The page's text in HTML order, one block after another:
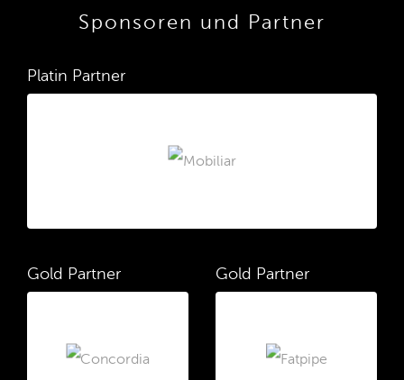
Sponsoren und Partner
Platin Partner
Gold Partner Gold Partner